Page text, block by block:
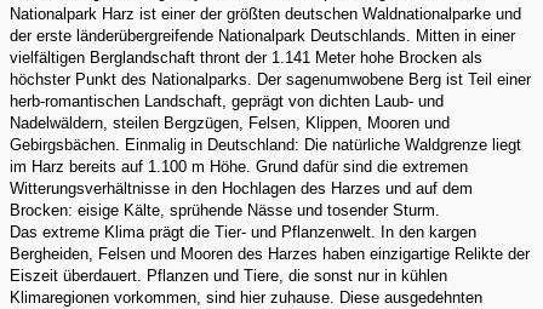
Nationalpark Harz ist einer der größten deutschen Waldnationalparke und
der erste länderübergreifende Nationalpark Deutschlands. Mitten in einer
vielfältigen Berglandschaft thront der 1.141 Meter hohe Brocken als
höchster Punkt des Nationalparks. Der sagenumwobene Berg ist Teil einer
herb-romantischen Landschaft, geprägt von dichten Laub- und
Nadelwäldern, steilen Bergzügen, Felsen, Klippen, Mooren und
Gebirgsbächen. Einmalig in Deutschland: Die natürliche Waldgrenze liegt
im Harz bereits auf 1.100 m Höhe. Grund dafür sind die extremen
Witterungsverhältnisse in den Hochlagen des Harzes und auf dem
Brocken: eisige Kälte, sprühende Nässe und tosender Sturm.
Das extreme Klima prägt die Tier- und Pflanzenwelt. In den kargen
Bergheiden, Felsen und Mooren des Harzes haben einzigartige Relikte der
Eiszeit überdauert. Pflanzen und Tiere, die sonst nur in kühlen
Klimaregionen vorkommen, sind hier zuhause. Diese ausgedehnten